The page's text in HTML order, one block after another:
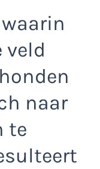
veld
naar
te